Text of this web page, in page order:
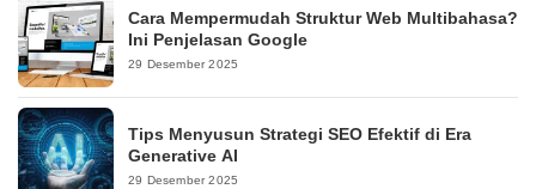
Cara Mempermudah Struktur Web Multibahasa?
Ini Penjelasan Google
29 Desember 2025
Tips Menyusun Strategi SEO Efektif di Era
Generative AI
29 Desember 2025